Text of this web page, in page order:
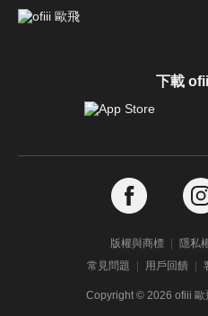
下載
版權與商標 隱私
常見問題
用戶回饋
Copyright © 2026 ofiii 歐